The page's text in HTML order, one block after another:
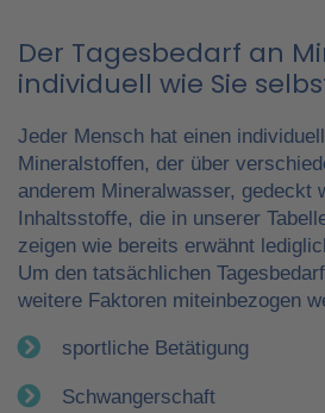
Der Tagesbedarf an
individuell wie Sie
Jeder Mensch hat einen
Mineralstoffen, der über
anderem Mineralwasser, gedeckt
Inhaltsstoffe, die in unserer
zeigen wie bereits erwähnt
Um den tatsächlichen
weitere Faktoren miteinbezogen
sportliche Betätigung
Schwangerschaft